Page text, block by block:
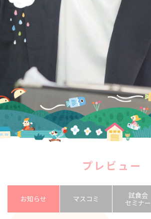
プレビュー
お知らせ マスコミ 試食会
セミナー